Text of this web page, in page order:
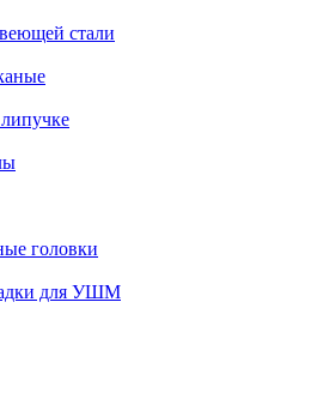
стали
головки
для УШМ